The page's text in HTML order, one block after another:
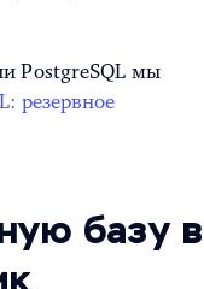
PostgreSQL мы
резервное
базу в